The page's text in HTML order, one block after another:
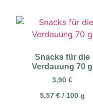
Snacks für die
Verdauung 70 g
3,90€
5,57 €/ 100 g